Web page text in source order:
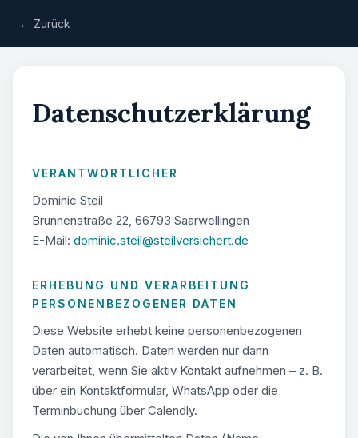
← Zurück
Datenschutzerklärung
VERANTWORTLICHER
Dominic Steil
Brunnenstraße 22, 66793 Saarwellingen
E-Mail: dominic.steil@steilversichert.de
ERHEBUNG UND VERARBEITUNG
PERSONENBEZOGENER DATEN
Diese Website erhebt keine personenbezogenen
Daten automatisch. Daten werden nur dann
verarbeitet, wenn Sie aktiv Kontakt aufnehmen – z. B.
über ein Kontaktformular, WhatsApp oder die
Terminbuchung über Calendly.